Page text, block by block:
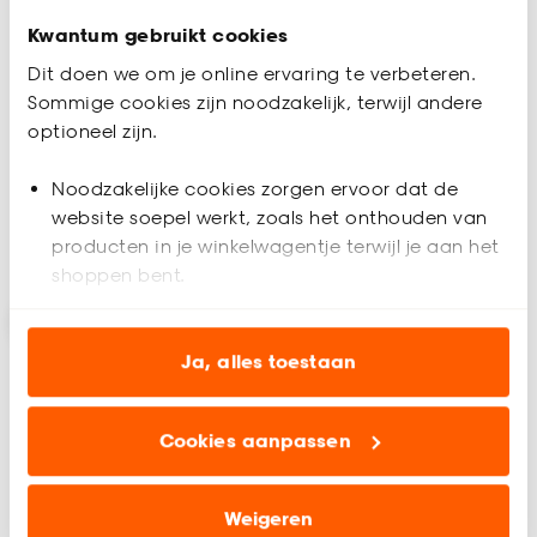
Kwantum gebruikt cookies
Dit doen we om je online ervaring te verbeteren.
Sommige cookies zijn noodzakelijk, terwijl andere
optioneel zijn.
Noodzakelijke cookies zorgen ervoor dat de
website soepel werkt, zoals het onthouden van
producten in je winkelwagentje terwijl je aan het
shoppen bent.
Analytische cookies (optioneel) helpen ons de
website te verbeteren voor jou en al onze andere
Marketing cookies (optioneel) laten jou
relevante informatie en aanbiedingen zien op
Ja, alles toestaan
Cookies aanpassen
Weigeren
Kaarthouder Croissant
Velvet
(0)
3.
Binnen 2-3 werkdagen bezorgd
Opbergboek Matisse
Binnen 2-3 werkdagen bezorgd